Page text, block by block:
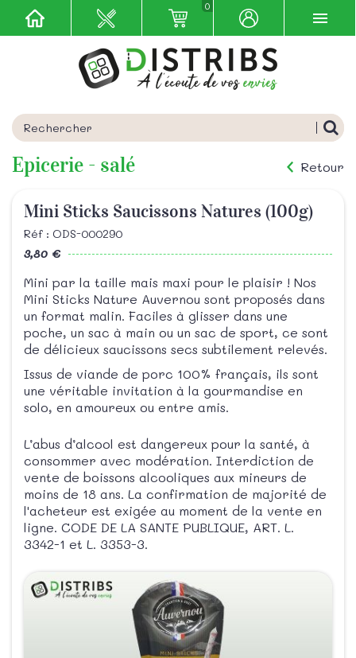
0
Epicerie - salé Retour
Mini Sticks Saucissons Natures (100g)
Réf : ODS-000290
3,80 €
Mini par la taille mais maxi pour le plaisir ! Nos
Mini Sticks Nature Auvernou sont proposés dans
un format malin. Faciles à glisser dans une
poche, un sac à main ou un sac de sport, ce sont
de délicieux saucissons secs subtilement relevés.
Issus de viande de porc 100% français, ils sont
une véritable invitation à la gourmandise en
solo, en amoureux ou entre amis.
L’abus d’alcool est dangereux pour la santé, à
consommer avec modération. Interdiction de
vente de boissons alcooliques aux mineurs de
moins de 18 ans. La confirmation de majorité de
l'acheteur est exigée au moment de la vente en
ligne. CODE DE LA SANTE PUBLIQUE, ART. L.
3342-1 et L. 3353-3.